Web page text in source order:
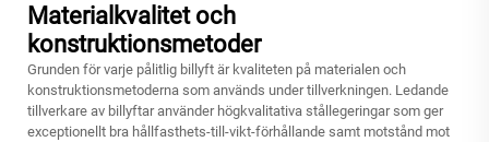
Materialkvalitet och
konstruktionsmetoder
Grunden för varje pålitlig billyft är kvaliteten på materialen och
konstruktionsmetoderna som används under tillverkningen. Ledande
tillverkare av billyftar använder högkvalitativa stållegeringar som ger
exceptionellt bra hållfasthets-till-vikt-förhållande samt motstånd mot